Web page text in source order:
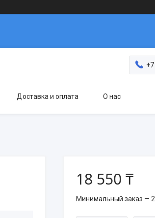
Доставка и оплата О нас
18 550 ₸
Минимальный заказ —